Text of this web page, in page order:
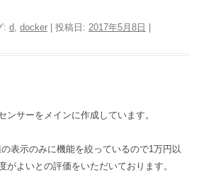
: d, docker | 投稿日: 2017年5月8日
ンサーをメインに作成しています。
表示のみに機能を絞っているので1万円以
がよいとの評価をいただいております。